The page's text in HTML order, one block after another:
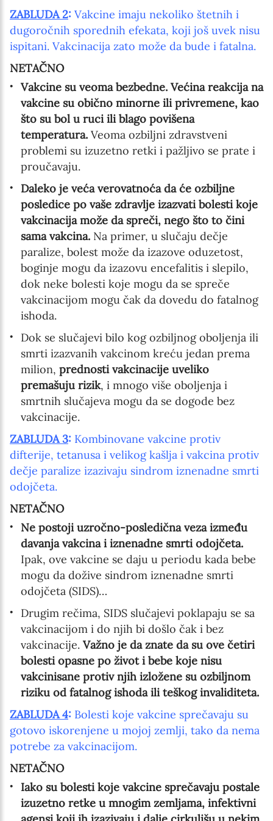
ZABLUDA 2: Vakcine imaju nekoliko štetnih i
dugoročnih sporednih efekata, koji još uvek nisu
ispitani. Vakcinacija zato može da bude i fatalna.
NETAČNO
Vakcine su veoma bezbedne. Većina reakcija na
vakcine su obično minorne ili privremene, kao
što su bol u ruci ili blago povišena
temperatura. Veoma ozbiljni zdravstveni
problemi su izuzetno retki i pažljivo se prate i
proučavaju.
Daleko je veća verovatnoća da će ozbiljne
posledice po vaše zdravlje izazvati bolesti koje
vakcinacija može da spreči, nego što to čini
sama vakcina. Na primer, u slučaju dečje
paralize, bolest može da izazove oduzetost,
boginje mogu da izazovu encefalitis i slepilo,
dok neke bolesti koje mogu da se spreče
vakcinacijom mogu čak da dovedu do fatalnog
ishoda.
Dok se slučajevi bilo kog ozbiljnog oboljenja ili
smrti izazvanih vakcinom kreću jedan prema
milion, prednosti vakcinacije uveliko
premašuju rizik, i mnogo više oboljenja i
smrtnih slučajeva mogu da se dogode bez
vakcinacije.
ZABLUDA 3: Kombinovane vakcine protiv
difterije, tetanusa i velikog kašlja i vakcina protiv
dečje paralize izazivaju sindrom iznenadne smrti
odojčeta.
NETAČNO
Ne postoji uzročno-posledična veza između
davanja vakcina i iznenadne smrti odojčeta.
Ipak, ove vakcine se daju u periodu kada bebe
mogu da dožive sindrom iznenadne smrti
odojčeta (SIDS)…
Drugim rečima, SIDS slučajevi poklapaju se sa
vakcinacijom i do njih bi došlo čak i bez
vakcinacije. Važno je da znate da su ove četiri
bolesti opasne po život i bebe koje nisu
vakcinisane protiv njih izložene su ozbiljnom
riziku od fatalnog ishoda ili teškog invaliditeta.
ZABLUDA 4: Bolesti koje vakcine sprečavaju su
gotovo iskorenjene u mojoj zemlji, tako da nema
potrebe za vakcinacijom.
NETAČNO
Iako su bolesti koje vakcine sprečavaju postale
izuzetno retke u mnogim zemljama, infektivni